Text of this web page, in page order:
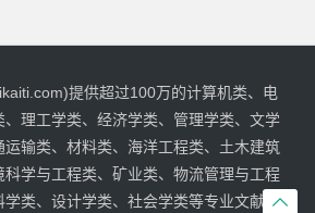

提供超过100万的计算机类、电
理工学类、经济学类、管理学类、文学
输类、材料类、海洋工程类、土木建筑
学与工程类、矿业类、物流管理与工程
学类、设计学类、社会学类等专业文献综